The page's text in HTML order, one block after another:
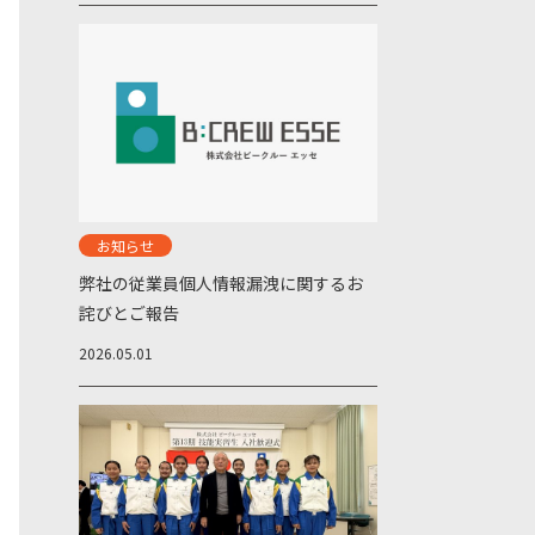
お知らせ
弊社の従業員個人情報漏洩に関するお
詫びとご報告
2026.05.01